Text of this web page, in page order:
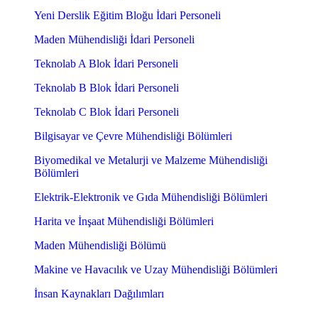
Yeni Derslik Eğitim Bloğu İdari Personeli
Maden Mühendisliği İdari Personeli
Teknolab A Blok İdari Personeli
Teknolab B Blok İdari Personeli
Teknolab C Blok İdari Personeli
Bilgisayar ve Çevre Mühendisliği Bölümleri
Biyomedikal ve Metalurji ve Malzeme Mühendisliği
Bölümleri
Elektrik-Elektronik ve Gıda Mühendisliği Bölümleri
Harita ve İnşaat Mühendisliği Bölümleri
Maden Mühendisliği Bölümü
Makine ve Havacılık ve Uzay Mühendisliği Bölümleri
İnsan Kaynakları Dağılımları